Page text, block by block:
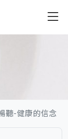
聽-健康的信念